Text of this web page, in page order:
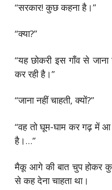
“सरकार! कुछ कहना है।”
“क्या?”
“यह छोकरी इस गाँव से
कर रही है।”
“जाना नहीं चाहती, क्यों?”
“वह तो घूम-घाम कर गढ़ में आ
है।…”
मैकू आगे की बात चुप होकर
से कह देना चाहता था।